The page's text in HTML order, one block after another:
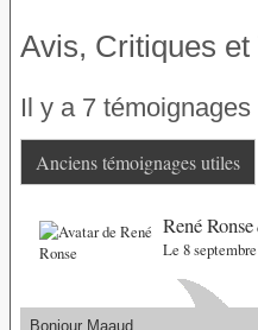
Avis, Critiques
Il y a 7
Anciens témoignages utiles
René Ronse
Le 8
Bonjour Maaud,